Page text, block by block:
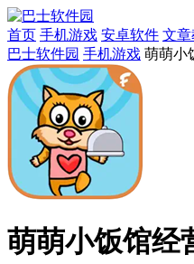
首页 手机游戏 安卓软件 文章
巴士软件园 手机游戏 萌萌小
萌萌小饭馆经